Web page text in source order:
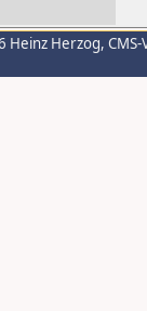
Heinz Herzog,